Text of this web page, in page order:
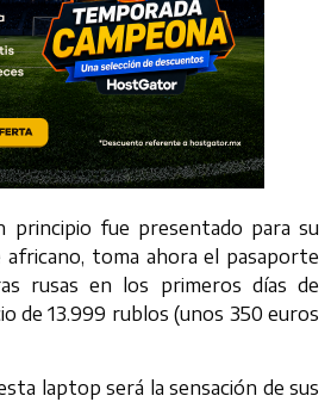
principio fue presentado para su
toma ahora el pasaporte
rusas en los primeros días de
de 13.999 rublos (unos 350 euros
laptop será la sensación de sus